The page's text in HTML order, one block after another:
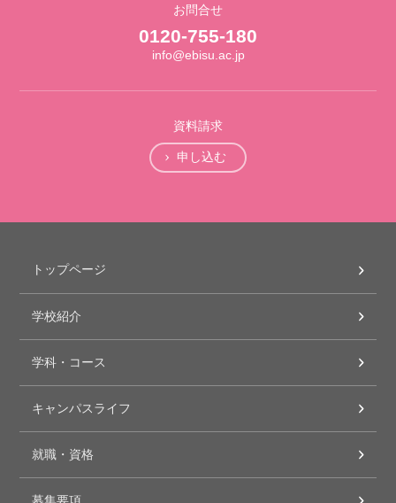
お問合せ
0120-755-180
info@ebisu.ac.jp
資料請求
申し込む
トップページ
学校紹介
学科・コース
キャンパスライフ
就職・資格